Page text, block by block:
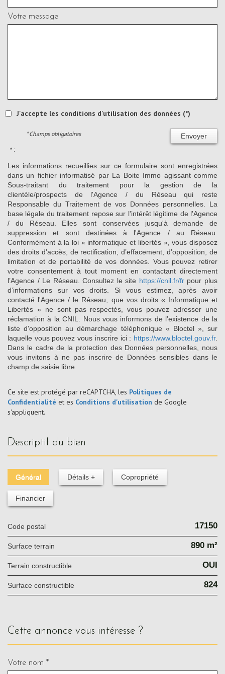
Votre message
J'accepte les conditions d'utilisation des données (*)
Envoyer
* Champs obligatoires
* :
Les informations recueillies sur ce formulaire sont enregistrées
dans un fichier informatisé par La Boite Immo agissant comme
Sous-traitant du traitement pour la gestion de la
clientèle/prospects de l'Agence / du Réseau qui reste
Responsable du Traitement de vos Données personnelles. La
base légale du traitement repose sur l'intérêt légitime de l'Agence
/ du Réseau. Elles sont conservées jusqu'à demande de
suppression et sont destinées à l'Agence / au Réseau.
Conformément à la loi « informatique et libertés », vous disposez
des droits d’accès, de rectification, d’effacement, d’opposition, de
limitation et de portabilité de vos données. Vous pouvez retirer
votre consentement à tout moment en contactant directement
l’Agence / Le Réseau. Consultez le site https://cnil.fr/frpour plus
d’informations sur vos droits. Si vous estimez, après avoir
contacté l'Agence / le Réseau, que vos droits « Informatique et
Libertés » ne sont pas respectés, vous pouvez adresser une
réclamation à la CNIL. Nous vous informons de l’existence de la
liste d'opposition au démarchage téléphonique « Bloctel », sur
laquelle vous pouvez vous inscrire ici : https://www.bloctel.gouv.fr.
Dans le cadre de la protection des Données personnelles, nous
vous invitons à ne pas inscrire de Données sensibles dans le
champ de saisie libre.
Ce site est protégé par reCAPTCHA, les Politiques de
Confidentialité et es Conditions d'utilisation de Google
s'appliquent.
descriptif du bien
Général Détails + Copropriété
Financier
Code postal 17150
surface terrain 890 m²
Terrain constructible OUI
Surface constructible 824
cette annonce vous intéresse ?
Votre nom *